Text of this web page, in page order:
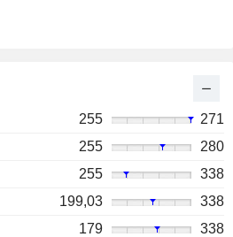
255
271
255
280
255
338
199,03
338
179
338